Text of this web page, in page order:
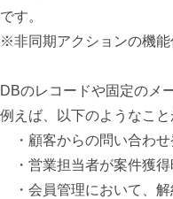
です。
※非同期アクションの機能
DBのレコードや固定のメ
例えば、以下のようなこと
・顧客からの問い合わせ
・営業担当者が案件獲得
・会員管理において、解